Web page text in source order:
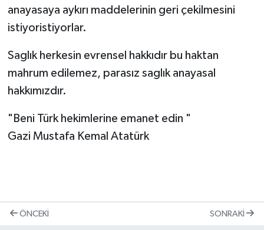
anayasaya aykırı maddelerinin geri çekilmesini
istiyoristiyorlar.
Saglık herkesin evrensel hakkıdır bu haktan
mahrum edilemez, parasız saglık anayasal
hakkımızdır.
"Beni Türk hekimlerine emanet edin "
Gazi Mustafa Kemal Atatürk
ÖNCEKI SONRAKI